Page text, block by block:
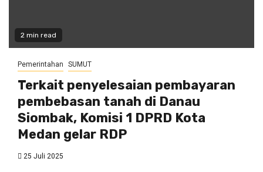
2 min read
Pemerintahan SUMUT
Terkait penyelesaian pembayaran
pembebasan tanah di Danau
Siombak, Komisi 1 DPRD Kota
Medan gelar RDP
25 Juli 2025